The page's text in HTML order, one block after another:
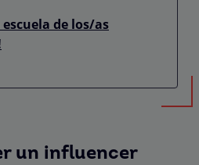
de los/as
un influencer